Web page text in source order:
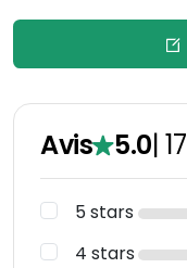
Avis 5.0| 17
5 stars
4 stars